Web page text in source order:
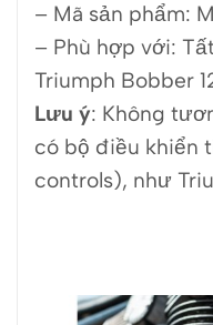
– Mã sản phẩm:
– Phù hợp với:
Triumph Bobber
Lưu ý: Không
có bộ điều khiển
controls), như